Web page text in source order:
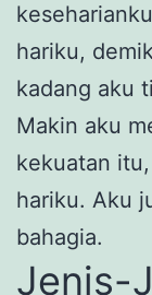
hariku,
kadang aku
Makin aku
kekuatan
hariku. Aku
bahagia.
Jenis-